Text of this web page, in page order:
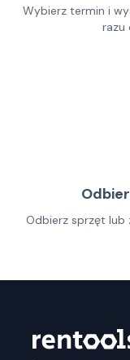
Wybierz termin i
razu
Odbierz sprzęt